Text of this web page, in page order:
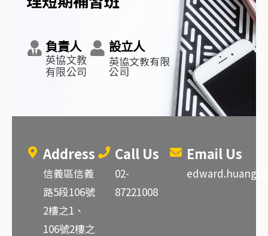
負責人
英協文教
有限公司
設立人
英協文教有限
公司
Address
信義區信義
路5段106號
2樓之1、
106號2樓之
Call Us
02-
87221008
Email Us